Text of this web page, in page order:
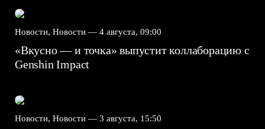
Новости, Новости — 4 августа, 09:00
«Вкусно — и точка» выпустит коллаборацию с
Genshin Impact⁠⁠
Новости, Новости — 3 августа, 15:50